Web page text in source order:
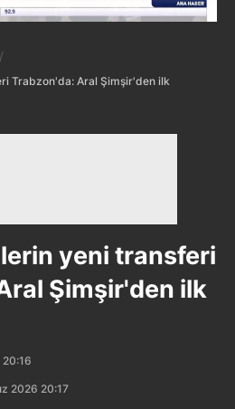
Trabzon'da: Aral Şimşir'den ilk
yeni transferi
Şimşir'den ilk
2026 20:17